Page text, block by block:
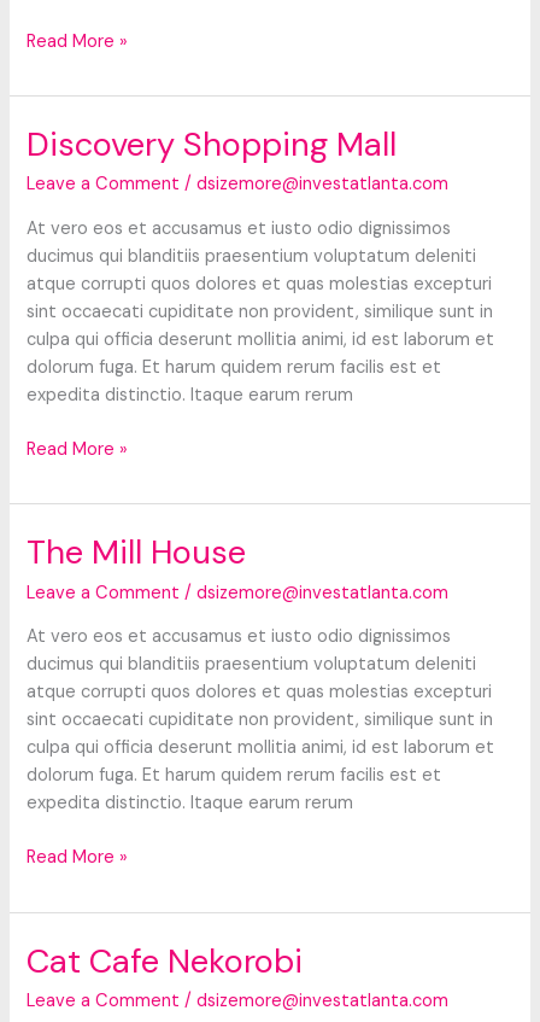
New
City,
Read More »
Discovery Shopping Mall
Leave a Comment /dsizemore@investatlanta.com
At vero eos et accusamus et iusto odio dignissimos
ducimus qui blanditiis praesentium voluptatum deleniti
atque corrupti quos dolores et quas molestias excepturi
sint occaecati cupiditate non provident, similique sunt in
culpa qui officia deserunt mollitia animi, id est laborum et
dolorum fuga. Et harum quidem rerum facilis est et
expedita distinctio. Itaque earum rerum
Discovery
Mall
Read More »
The Mill House
Leave a Comment /dsizemore@investatlanta.com
At vero eos et accusamus et iusto odio dignissimos
ducimus qui blanditiis praesentium voluptatum deleniti
atque corrupti quos dolores et quas molestias excepturi
sint occaecati cupiditate non provident, similique sunt in
culpa qui officia deserunt mollitia animi, id est laborum et
dolorum fuga. Et harum quidem rerum facilis est et
expedita distinctio. Itaque earum rerum
The
House
Read More »
Cat Cafe Nekorobi
Leave a Comment /dsizemore@investatlanta.com